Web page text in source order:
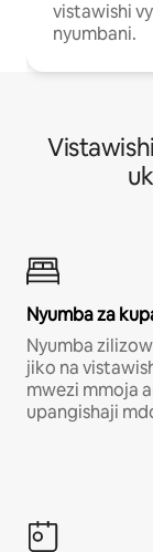
vistawishi
nyumbani.
Nyumba za
Nyumba
jiko na
mwezi mmoja
upangishaji